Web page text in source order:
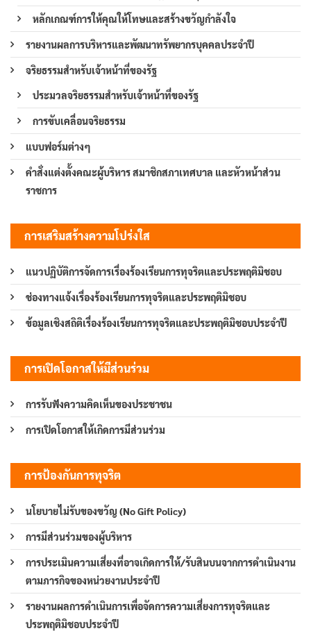
หลักเกณฑ์การให้คุณให้โทษและสร้างขวัญกำลังใจ
รายงานผลการบริหารและพัฒนาทรัพยากรบุคคลประจำปี
จริยธรรมสำหรับเจ้าหน้าที่ของรัฐ
ประมวลจริยธรรมสำหรับเจ้าหน้าที่ของรัฐ
การขับเคลื่อนจริยธรรม
แบบฟอร์มต่างๆ
คำสั่งแต่งตั้งคณะผู้บริหาร สมาชิกสภาเทศบาล และหัวหน้าส่วน
ราชการ
การเสริมสร้างความโปร่งใส
แนวปฏิบัติการจัดการเรื่องร้องเรียนการทุจริตและประพฤติมิชอบ
ช่องทางแจ้งเรื่องร้องเรียนการทุจริตและประพฤติมิชอบ
ข้อมูลเชิงสถิติเรื่องร้องเรียนการทุจริตและประพฤติมิชอบประจำปี
การเปิดโอกาสให้มีส่วนร่วม
การรับฟังความคิดเห็นของประชาชน
การเปิดโอกาสให้เกิดการมีส่วนร่วม
การป้องกันการทุจริต
นโยบายไม่รับของขวัญ (No Gift Policy)
การมีส่วนร่วมของผู้บริหาร
การประเมินความเสี่ยงที่อาจเกิดการให้/รับสินบนจากการดำเนินงาน
ตามภารกิจของหน่วยงานประจำปี
รายงานผลการดำเนินการเพื่อจัดการความเสี่ยงการทุจริตและ
ประพฤติมิชอบประจำปี